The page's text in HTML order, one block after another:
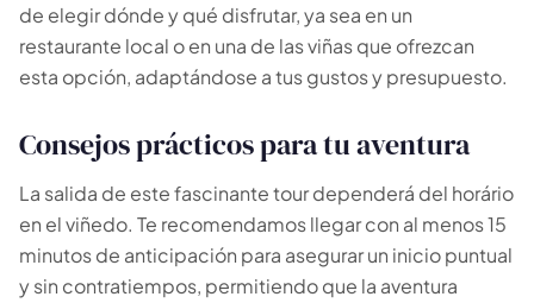
de elegir dónde y qué disfrutar, ya sea en un
restaurante local o en una de las viñas que ofrezcan
esta opción, adaptándose a tus gustos y presupuesto.
Consejos prácticos para tu aventura
La salida de este fascinante tour dependerá del horário
en el viñedo. Te recomendamos llegar con al menos 15
minutos de anticipación para asegurar un inicio puntual
y sin contratiempos, permitiendo que la aventura